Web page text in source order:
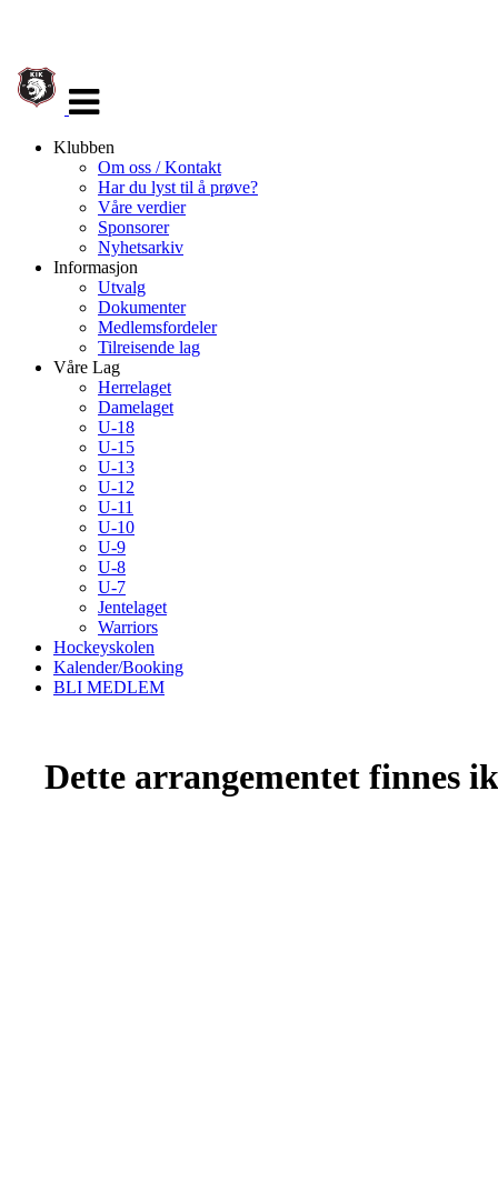
navigasjon
Klubben
Om oss / Kontakt
Har du lyst til å prøve?
Våre verdier
Sponsorer
Nyhetsarkiv
Informasjon
Utvalg
Dokumenter
Medlemsfordeler
Tilreisende lag
Våre Lag
Herrelaget
Damelaget
U-18
U-15
U-13
U-12
U-11
U-10
U-9
U-8
U-7
Jentelaget
Warriors
Hockeyskolen
Kalender/Booking
BLI MEDLEM
Dette arrangementet finnes